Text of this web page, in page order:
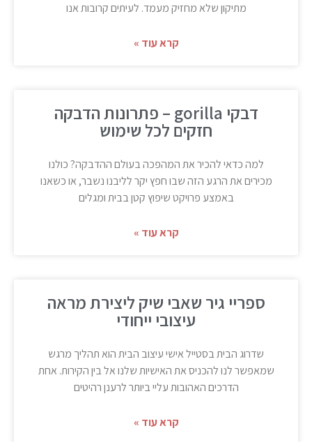
מתיקון שלא מחזיק מעמד. לעיתים קרובות אנו
קרא עוד »
דבקי gorilla – פתרונות הדבקה
חזקים לכל שימוש
למה כדאי להכיר את המהפכה בעולם ההדבקה? כולנו
מכירים את הרגע הזה שבו חפץ יקר לליבנו נשבר, או כשאנו
באמצע פרויקט שיפוץ קטן בבית ומגלים
קרא עוד »
ספריי גיר שאבי שיק ליצירת מראה
עיצובי ייחודי
שדרוג הבית בסטייל אישי עיצוב הבית הוא תהליך מרגש
שמאפשר לנו להכניס את האישיות שלנו אל בין הקירות. אחת
הדרכים האהובות עליי ביותר לרענן רהיטים
קרא עוד »